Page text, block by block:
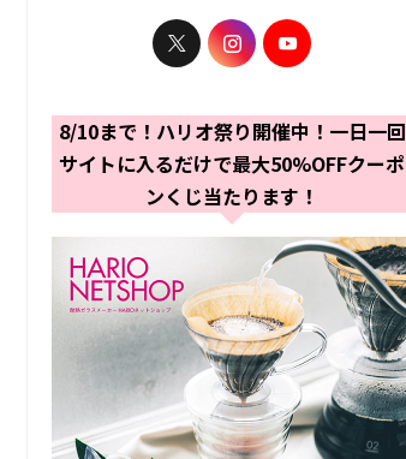
8/10まで！ハリオ祭り開催中！一日一回
サイトに入るだけで最大50%OFFクーポ
ンくじ当たります！